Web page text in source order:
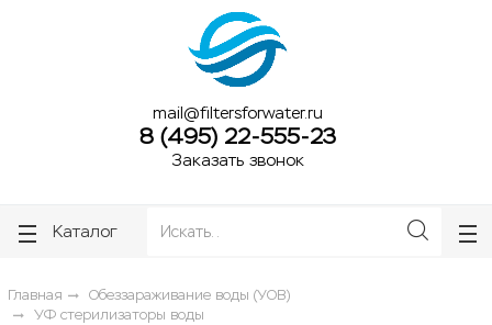
mail@filtersforwater.ru
8 (495) 22-555-23
Заказать звонок
Каталог
Главная
Обеззараживание воды (УОВ)
УФ стерилизаторы воды